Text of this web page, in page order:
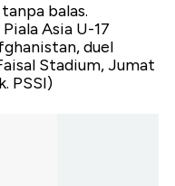
balas.
Asia U-17
duel
Stadium, Jumat
PSSI)